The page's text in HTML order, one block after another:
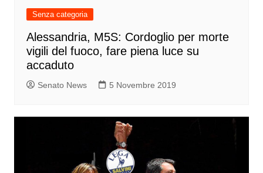
Senza categoria
Alessandria, M5S: Cordoglio per morte
vigili del fuoco, fare piena luce su
accaduto
Senato News 5 Novembre 2019